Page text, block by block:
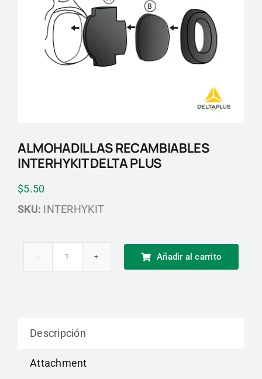
Contactos
ALMOHADILLAS RECAMBIABLES
INTERHYKIT DELTA PLUS
$5.50
SKU: INTERHYKIT
Plus
Añadir al carrito
Descripción
Attachment